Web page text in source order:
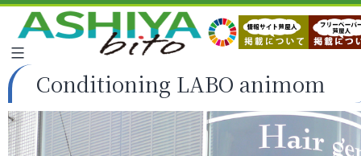
Conditioning LABO animom